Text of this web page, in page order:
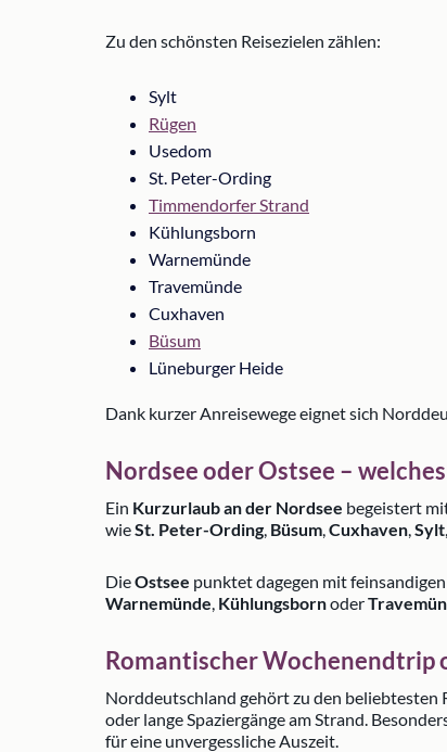
Zu den schönsten Reisezielen zählen:
Sylt
Rügen
Usedom
St. Peter-Ording
Timmendorfer Strand
Kühlungsborn
Warnemünde
Travemünde
Cuxhaven
Büsum
Lüneburger Heide
Dank kurzer Anreisewege eignet sich
Nordsee oder Ostsee –
Ein Kurzurlaub an der Nordsee begeistert
wieSt. Peter-Ording, Büsum,Cuxhaven,Sylt,
DieOstsee punktet dagegen mit
Warnemünde, Kühlungsbornoder
Romantischer Wochenendtrip
Norddeutschland gehört zu den beliebtesten
oder lange Spaziergänge am Strand.
für eine unvergessliche Auszeit.